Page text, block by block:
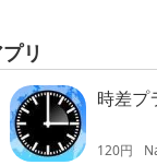
リ
時差プ
120円